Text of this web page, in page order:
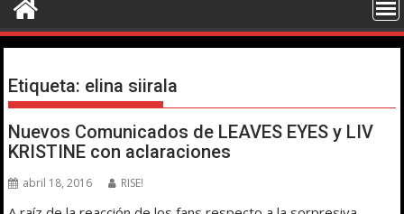
Etiqueta: elina siirala
Nuevos Comunicados de LEAVES EYES y LIV
KRISTINE con aclaraciones
abril 18, 2016 RISE!